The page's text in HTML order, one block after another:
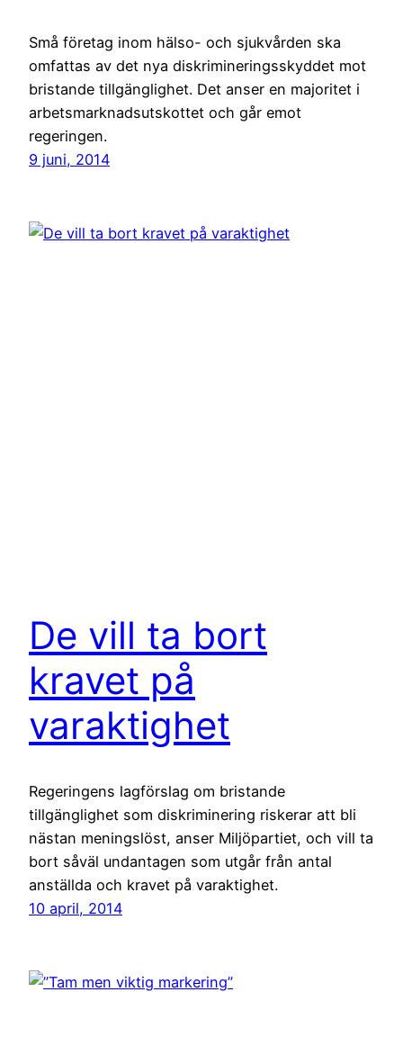
Små företag inom hälso- och sjukvården ska
omfattas av det nya diskrimineringsskyddet mot
bristande tillgänglighet. Det anser en majoritet i
arbetsmarknadsutskottet och går emot
regeringen.
9 juni, 2014
De vill ta bort
kravet på
varaktighet
Regeringens lagförslag om bristande
tillgänglighet som diskriminering riskerar att bli
nästan meningslöst, anser Miljöpartiet, och vill ta
bort såväl undantagen som utgår från antal
anställda och kravet på varaktighet.
10 april, 2014